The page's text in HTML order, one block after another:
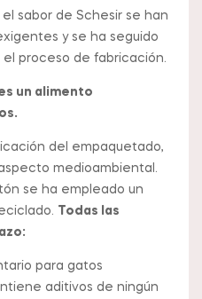
sabor de Schesir se han
y se ha seguido
proceso de fabricación.
un alimento
del empaquetado,
medioambiental.
se ha empleado un
Todas las
para gatos
aditivos de ningún